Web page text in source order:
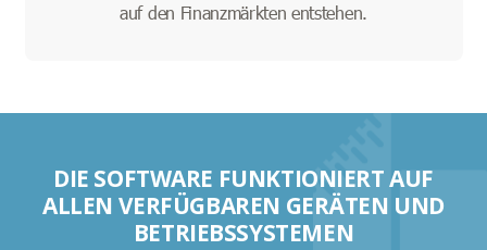
auf den Finanzmärkten entstehen.
DIE SOFTWARE FUNKTIONIERT AUF
ALLEN VERFÜGBAREN GERÄTEN UND
BETRIEBSSYSTEMEN